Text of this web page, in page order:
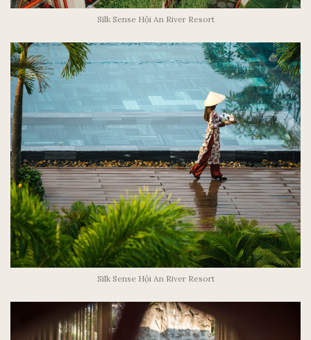
Silk Sense Hội An River Resort
Silk Sense Hội An River Resort